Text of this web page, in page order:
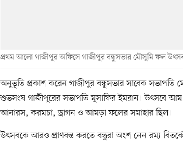
প্রথম আলো গাজীপুর অফিসে গাজীপুর বন্ধুসভার মৌসুমি ফল
অনুভূতি প্রকাশ করেন গাজীপুর বন্ধুসভার সাবেক
শুভসংঘ গাজীপুরের সভাপতি মুসাফির ইমরান। উৎসবে
আনারস, করমচা, ড্রাগন ও আমড়া ফলের সমাহার ছিল।
উৎসবকে আরও প্রাণবন্ত করতে বন্ধুরা অংশ নেন রম্য